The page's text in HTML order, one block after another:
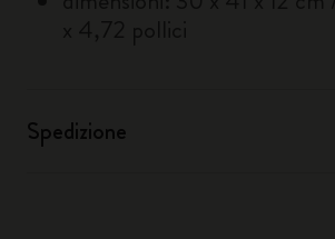
Spedizione